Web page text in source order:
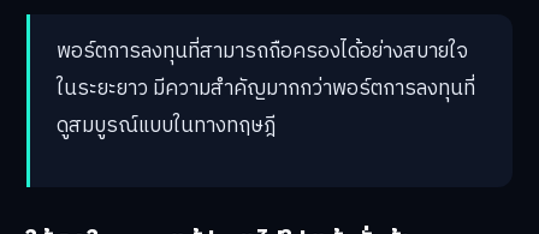
พอร์ตการลงทุนที่สามารถถือครองได้อย่างสบายใจ
ในระยะยาว มีความสำคัญมากกว่าพอร์ตการลงทุนที่
ดูสมบูรณ์แบบในทางทฤษฎี